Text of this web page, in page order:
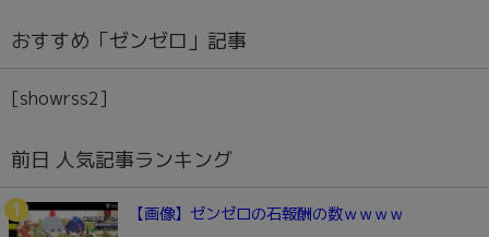
おすすめ「ゼンゼロ」記事
[showrss2]
前日 人気記事ランキング
【画像】ゼンゼロの石報酬の数ｗｗｗｗ